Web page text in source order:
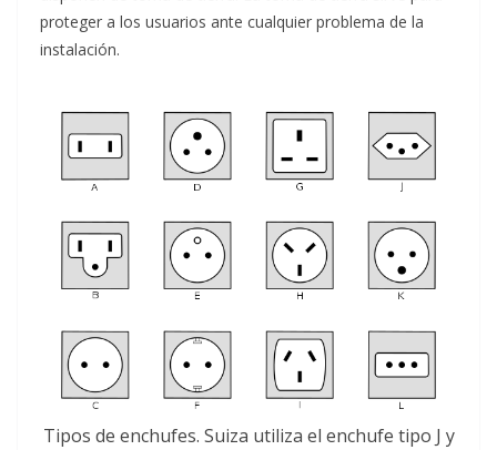
proteger a los usuarios ante cualquier problema de la
instalación.
Tipos de enchufes. Suiza utiliza el enchufe tipo J y